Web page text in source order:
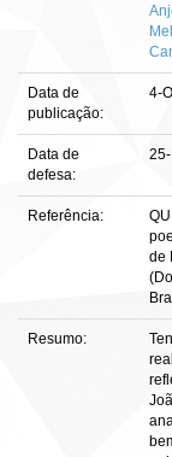
Data de
publicação:
4-
Data de
defesa:
Referência:
de
Resumo: